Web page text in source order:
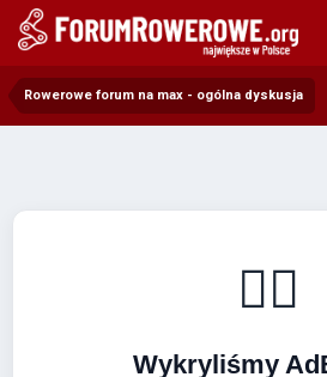
Rowerowe forum na max - ogólna dyskusja
🚴‍♂️
Wykryliśmy